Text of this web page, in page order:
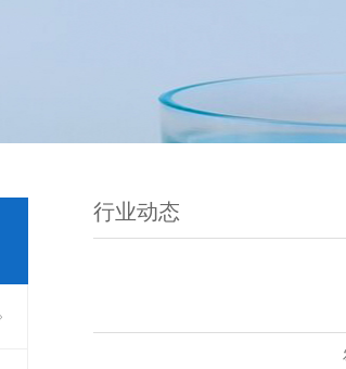
行业动态